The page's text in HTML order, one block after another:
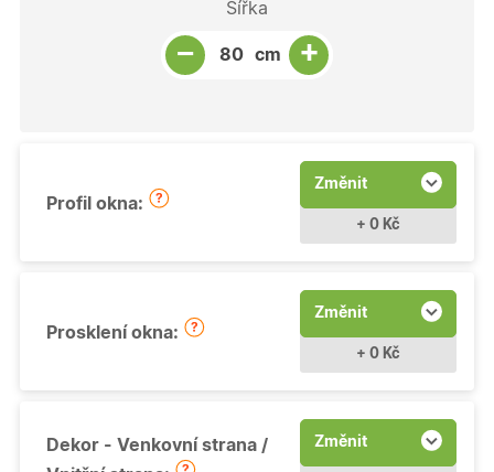
Šířka
−
Snížit množství
Počet kusů
cm +
Zvýšit množství
Profil okna:
Změnit
+ 0 Kč
Prosklení okna:
Změnit
+ 0 Kč
Dekor - Venkovní strana /
Změnit